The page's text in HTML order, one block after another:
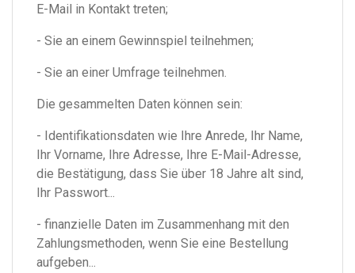
E-Mail in Kontakt treten;
- Sie an einem Gewinnspiel teilnehmen;
- Sie an einer Umfrage teilnehmen.
Die gesammelten Daten können sein:
- Identifikationsdaten wie Ihre Anrede, Ihr Name,
Ihr Vorname, Ihre Adresse, Ihre E-Mail-Adresse,
die Bestätigung, dass Sie über 18 Jahre alt sind,
Ihr Passwort...
- finanzielle Daten im Zusammenhang mit den
Zahlungsmethoden, wenn Sie eine Bestellung
aufgeben...